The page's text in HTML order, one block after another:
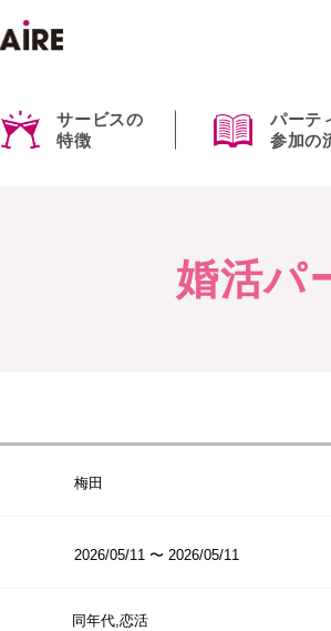
サービスの
特徴
パーテ
参加の
婚活パ
梅田
2026/05/11 〜 2026/05/11
同年代,恋活